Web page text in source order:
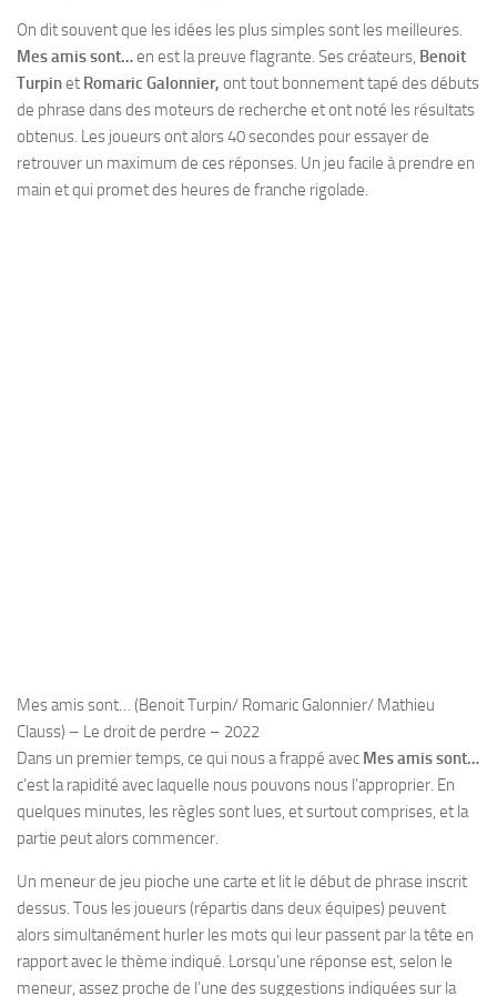
On dit souvent que les idées les plus simples sont les meilleures.
Mes amis sont…en est la preuve flagrante. Ses créateurs, Benoit
Turpinet Romaric Galonnier, ont tout bonnement tapé des débuts
de phrase dans des moteurs de recherche et ont noté les résultats
obtenus. Les joueurs ont alors 40 secondes pour essayer de
retrouver un maximum de ces réponses. Un jeu facile à prendre en
main et qui promet des heures de franche rigolade.
Mes amis sont… (Benoit Turpin/ Romaric Galonnier/ Mathieu
Clauss) – Le droit de perdre – 2022
Dans un premier temps, ce qui nous a frappé avec Mes amis sont…
c’est la rapidité avec laquelle nous pouvons nous l’approprier. En
quelques minutes, les règles sont lues, et surtout comprises, et la
partie peut alors commencer.
Un meneur de jeu pioche une carte et lit le début de phrase inscrit
dessus. Tous les joueurs (répartis dans deux équipes) peuvent
alors simultanément hurler les mots qui leur passent par la tête en
rapport avec le thème indiqué. Lorsqu’une réponse est, selon le
meneur, assez proche de l’une des suggestions indiquées sur la